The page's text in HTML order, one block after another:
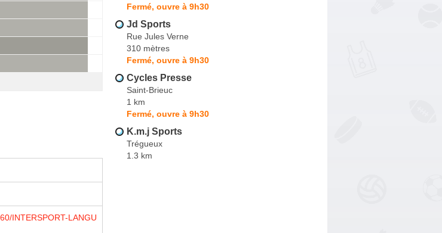
INTERSPORT-LANGU
Fermé, ouvre à 9h30
Jd Sports
Rue Jules Verne
310 mètres
Fermé, ouvre à 9h30
Cycles Presse
Saint-Brieuc
1 km
Fermé, ouvre à 9h30
K.m.j Sports
Trégueux
1.3 km